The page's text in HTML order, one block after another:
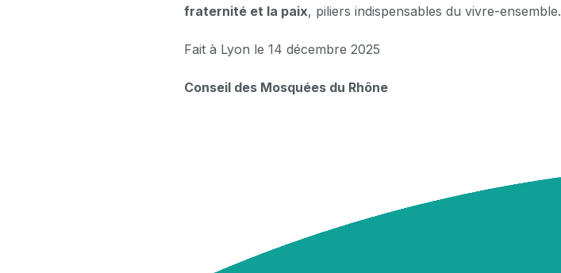
fraternité et la paix, piliers indispensables du vivre-ensemble.
Fait à Lyon le 14 décembre 2025
Conseil des Mosquées du Rhône